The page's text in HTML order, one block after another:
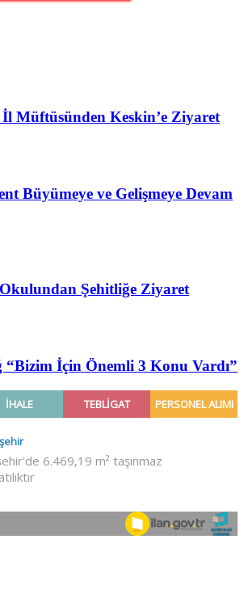
İl Müftüsünden Keskin’e Ziyaret
Büyümeye ve Gelişmeye Devam
Şehitliğe Ziyaret
İçin Önemli 3 Konu Vardı”